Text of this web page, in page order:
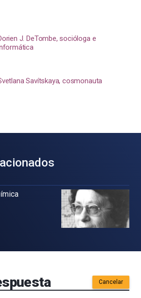
J. DeTombe, socióloga e
Savítskaya, cosmonauta
Cancelar